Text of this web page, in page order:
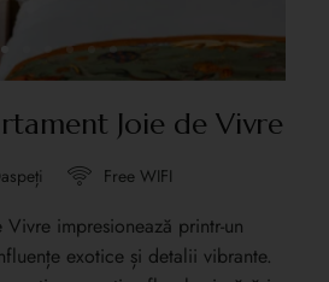
Joie de Vivre
Free WIFI
impresionează printr-un
exotice și detalii vibrante.